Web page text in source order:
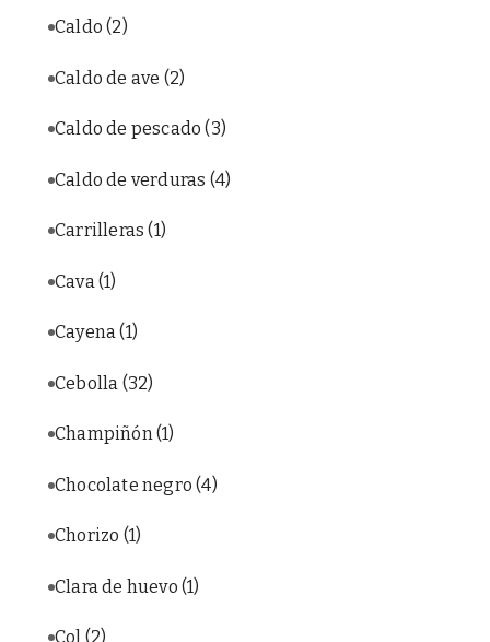
Caldo(2)
Caldo de ave (2)
Caldo de pescado(3)
Caldo de verduras (4)
Carrilleras(1)
Cava (1)
Cayena(1)
Cebolla (32)
Champiñón(1)
Chocolate negro(4)
Chorizo (1)
Clara de huevo (1)
Col (2)